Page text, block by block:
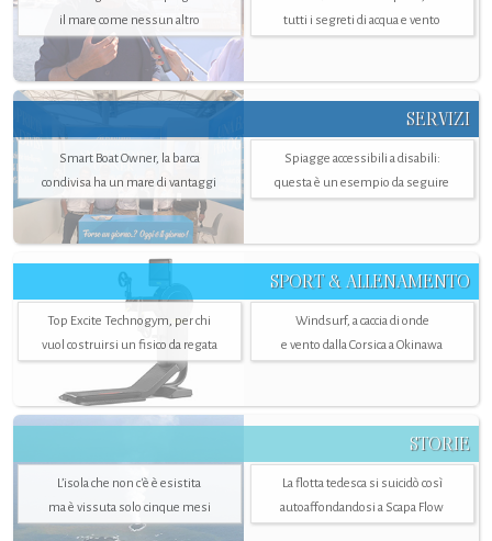
il mare come nessun altro
tutti i segreti di acqua e vento
SERVIZI
Smart Boat Owner, la barca
condivisa ha un mare di vantaggi
Spiagge accessibili a disabili:
questa è un esempio da seguire
SPORT & ALLENAMENTO
Top Excite Technogym, per chi
vuol costruirsi un fisico da regata
Windsurf, a caccia di onde
e vento dalla Corsica a Okinawa
STORIE
L’isola che non c'è è esistita
ma è vissuta solo cinque mesi
La flotta tedesca si suicidò così
autoaffondandosi a Scapa Flow